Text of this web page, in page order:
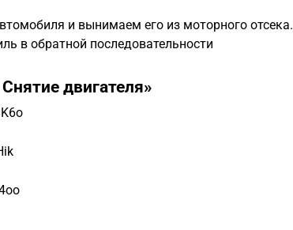
и вынимаем его из моторного отсека.
в обратной последовательности
двигателя»